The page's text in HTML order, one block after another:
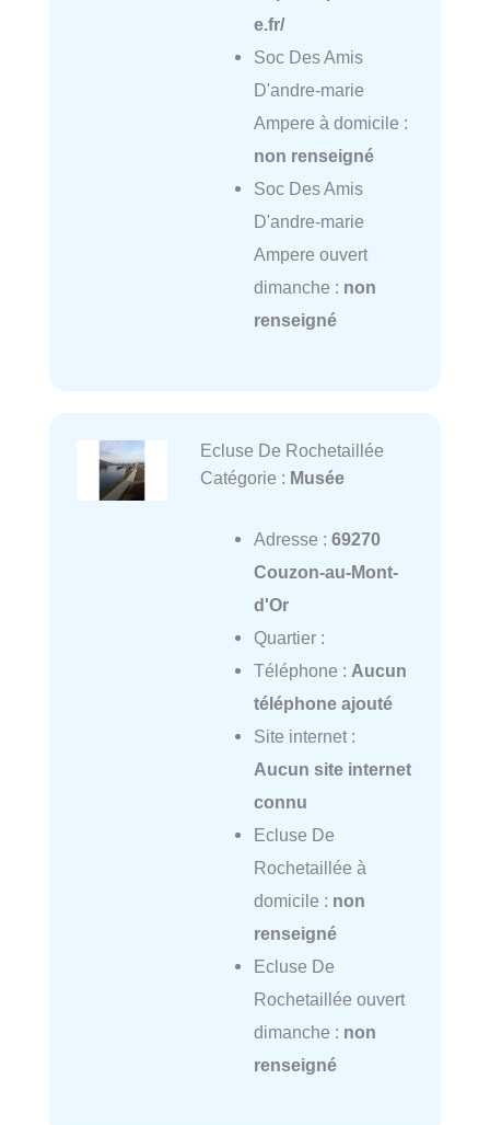
e.fr/
Soc Des Amis
D'andre-marie
Ampere à domicile :
non renseigné
Soc Des Amis
D'andre-marie
Ampere ouvert
dimanche : non
renseigné
Ecluse De Rochetaillée
Catégorie : Musée
Adresse : 69270
Couzon-au-Mont-
d'Or
Quartier :
Téléphone : Aucun
téléphone ajouté
Site internet :
Aucun site internet
connu
Ecluse De
Rochetaillée à
domicile : non
renseigné
Ecluse De
Rochetaillée ouvert
dimanche : non
renseigné